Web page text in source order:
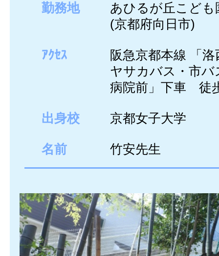
勤務地
あひるが丘こども
(京都府向日市)
ｱｸｾｽ
阪急京都本線 「
ヤサカバス・市バ
病院前」下車 徒
出身校 京都女子大学
名前 竹安先生